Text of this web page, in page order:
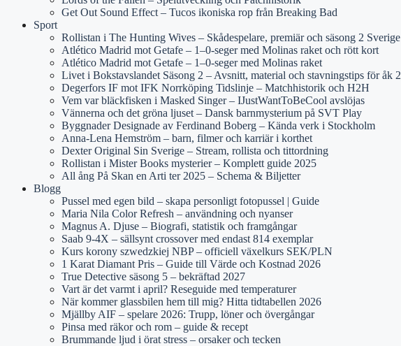
Get Out Sound Effect – Tucos ikoniska rop från Breaking Bad
Sport
Rollistan i The Hunting Wives – Skådespelare, premiär och säsong 2 Sverige
Atlético Madrid mot Getafe – 1–0-seger med Molinas raket och rött kort
Atlético Madrid mot Getafe – 1–0-seger med Molinas raket
Livet i Bokstavslandet Säsong 2 – Avsnitt, material och stavningstips för åk 2
Degerfors IF mot IFK Norrköping Tidslinje – Matchhistorik och H2H
Vem var bläckfisken i Masked Singer – IJustWantToBeCool avslöjas
Vännerna och det gröna ljuset – Dansk barnmysterium på SVT Play
Byggnader Designade av Ferdinand Boberg – Kända verk i Stockholm
Anna-Lena Hemström – barn, filmer och karriär i korthet
Dexter Original Sin Sverige – Stream, rollista och tittordning
Rollistan i Mister Books mysterier – Komplett guide 2025
All ång På Skan en Arti ter 2025 – Schema & Biljetter
Blogg
Pussel med egen bild – skapa personligt fotopussel | Guide
Maria Nila Color Refresh – användning och nyanser
Magnus A. Djuse – Biografi, statistik och framgångar
Saab 9-4X – sällsynt crossover med endast 814 exemplar
Kurs korony szwedzkiej NBP – officiell växelkurs SEK/PLN
1 Karat Diamant Pris – Guide till Värde och Kostnad 2026
True Detective säsong 5 – bekräftad 2027
Vart är det varmt i april? Reseguide med temperaturer
När kommer glassbilen hem till mig? Hitta tidtabellen 2026
Mjällby AIF – spelare 2026: Trupp, löner och övergångar
Pinsa med räkor och rom – guide & recept
Brummande ljud i örat stress – orsaker och tecken